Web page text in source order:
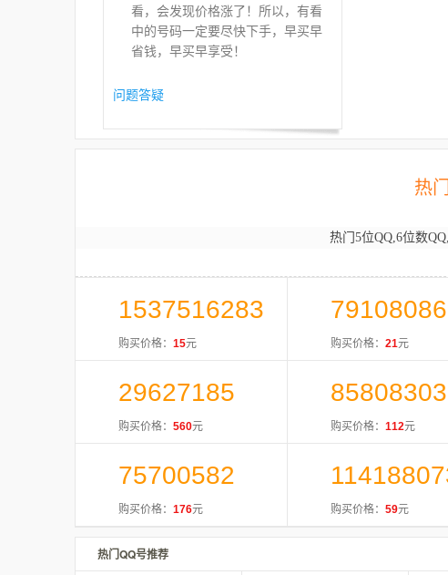
看，会发现价格涨了！所以，有看
中的号码一定要尽快下手，早买早
省钱，早买早享受！
问题答疑
热
热门5位QQ,6位数
1537516283
购买价格： 15元 购买价格： 21元
29627185
购买价格： 560元
85808303
购买价格： 112元
75700582
购买价格： 176元 购买价格： 59元
热门QQ号推荐